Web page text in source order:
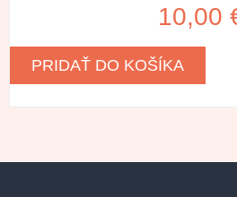
10,00
PRIDAŤ DO KOŠÍKA